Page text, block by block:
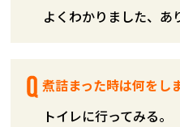
よくわかりました、あ
煮詰まった時は何をし
トイレに行ってみる。